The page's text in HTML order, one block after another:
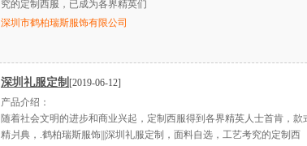
究的定制西服，已成为各界精英们
深圳市鹤柏瑞斯服饰有限公司
深圳礼服定制 [2019-06-12]
产品介绍：
随着社会文明的进步和商业兴起，定制西服得到各界精英人士首肯，款
精爿典，.鹤柏瑞斯服饰|||深圳礼服定制，面料自选，工艺考究的定制西